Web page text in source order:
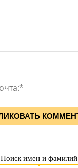
Поиск имен и фамилий